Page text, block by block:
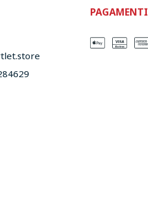
PAGAMENTI